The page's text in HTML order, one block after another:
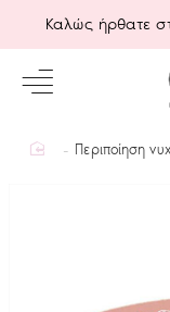
Καλώς ήρθατε
homeΠεριποίηση